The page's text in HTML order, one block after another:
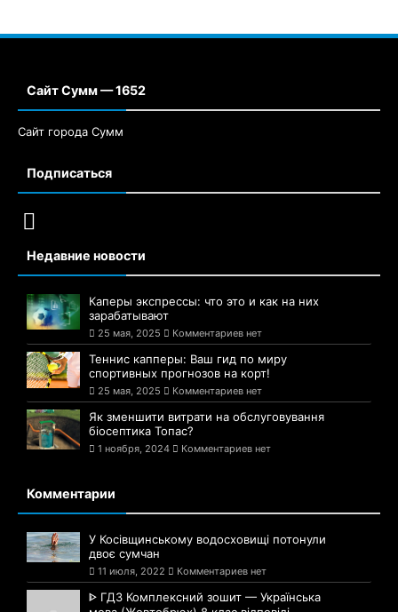
Сайт Сумм — 1652
Сайт города Сумм
Подписаться
Недавние новости
Каперы экспрессы: что это и как на них
зарабатывают
25 мая, 2025 Комментариев нет
Теннис капперы: Ваш гид по миру
спортивных прогнозов на корт!
25 мая, 2025 Комментариев нет
Як зменшити витрати на обслуговування
біосептика Топас?
1 ноября, 2024 Комментариев нет
Комментарии
У Косівщинському водосховищі потонули
двоє сумчан
11 июля, 2022 Комментариев нет
ᐈ ГДЗ Комплексний зошит — Українська